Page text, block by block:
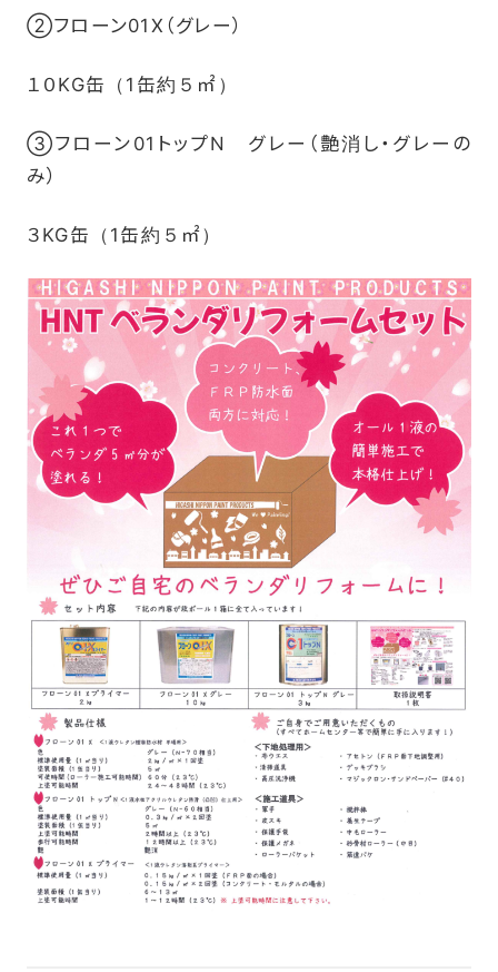
②フローン01X（グレー）
１０KG缶（1缶約５㎡）
③フローン01トップN グレー（艶消し・グレーの
み）
３KG缶（1缶約５㎡）